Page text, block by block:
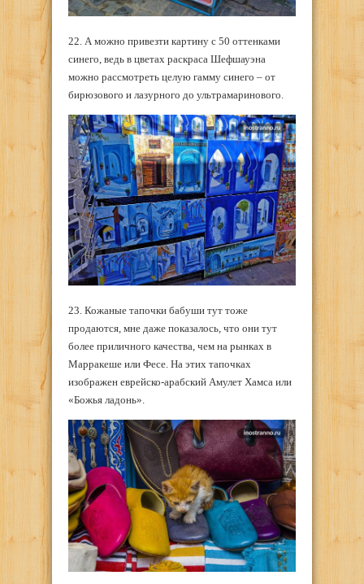
22. А можно привезти картину с 50 оттенками
синего, ведь в цветах раскраса Шефшауэна
можно рассмотреть целую гамму синего – от
бирюзового и лазурного до ультрамаринового.
23. Кожаные тапочки бабуши тут тоже
продаются, мне даже показалось, что они тут
более приличного качества, чем на рынках в
Марракеше или Фесе. На этих тапочках
изображен еврейско-арабский Амулет Хамса или
«Божья ладонь».